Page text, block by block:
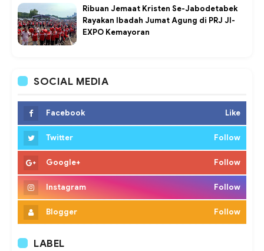
Ribuan Jemaat Kristen Se-Jabodetabek
Rayakan Ibadah Jumat Agung di PRJ JI-
EXPO Kemayoran
SOCIAL MEDIA
Facebook Like
Twitter Follow
Google+ Follow
Instagram Follow
Blogger Follow
LABEL